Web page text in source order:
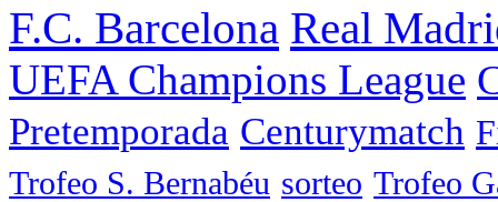
F.C. Barcelona Real
UEFA Champions League
Pretemporada Centurymatch
Trofeo S. Bernabéu sorteo Trofeo